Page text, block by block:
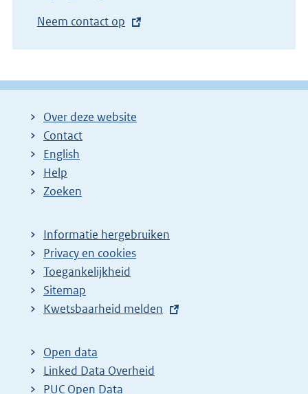
E
e
Neem contact op
Over deze website
Contact
English
Help
Zoeken
Informatie hergebruiken
Privacy en cookies
Toegankelijkheid
Sitemap
E
t
e
r
Kwetsbaarheid melden
Open data
Linked Data Overheid
PUC Open Data